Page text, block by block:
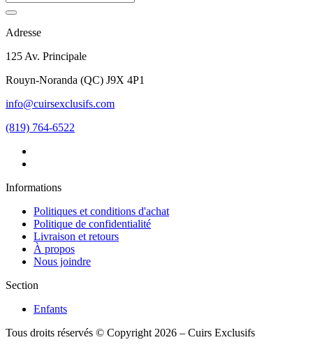
Adresse
125 Av. Principale
Rouyn-Noranda (QC) J9X 4P1
info@cuirsexclusifs.com
(819) 764-6522
Informations
Politiques et conditions d'achat
Politique de confidentialité
Livraison et retours
À propos
Nous joindre
Section
Enfants
Tous droits réservés © Copyright 2026 – Cuirs Exclusifs